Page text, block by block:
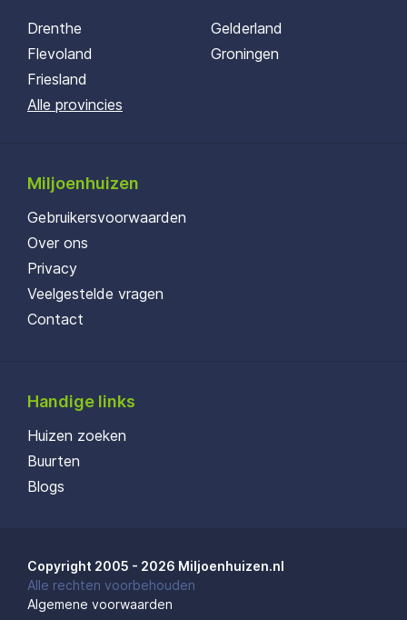
Drenthe
Flevoland
Friesland
Gelderland
Groningen
Alle provincies
Miljoenhuizen
Gebruikersvoorwaarden
Over ons
Privacy
Veelgestelde vragen
Contact
Handige links
Huizen zoeken
Buurten
Blogs
Copyright 2005 - 2026 Miljoenhuizen.nl
Alle rechten voorbehouden
Algemene voorwaarden